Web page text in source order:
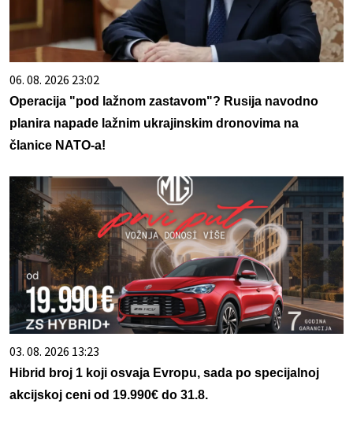
06. 08. 2026 23:02
Operacija "pod lažnom zastavom"? Rusija navodno
planira napade lažnim ukrajinskim dronovima na
članice NATO-a!
03. 08. 2026 13:23
Hibrid broj 1 koji osvaja Evropu, sada po specijalnoj
akcijskoj ceni od 19.990€ do 31.8.